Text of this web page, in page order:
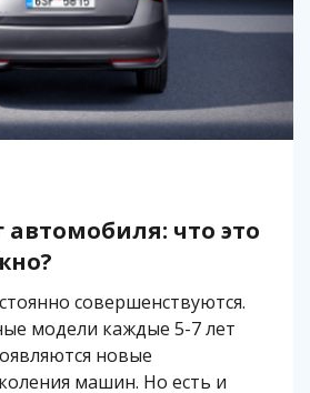
автомобиля: что это
совершенствуются.
модели каждые 5-7 лет
новые
машин. Но есть и